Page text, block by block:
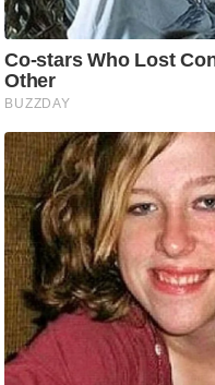
टे
क्नॉ
लॉ
जी
ब्यू
टी
/
फै
श
न
घ
रे
लू